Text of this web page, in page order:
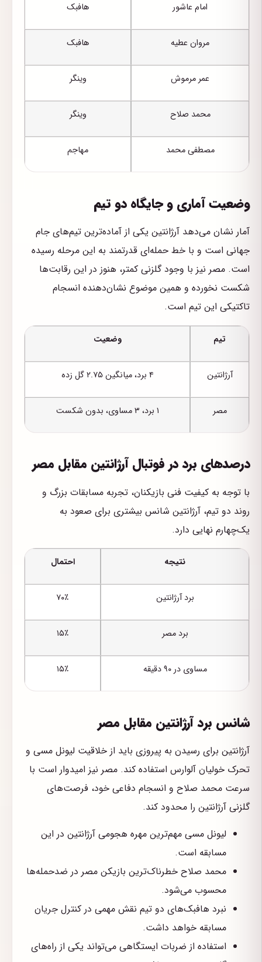
امام عاشور هافبک
مروان عطیه هافبک
عمر مرموش وینگر
محمد صلاح وینگر
مصطفی محمد مهاجم
وضعیت آماری و جایگاه دو تیم
آمار نشان می‌دهد آرژانتین یکی از آماده‌ترین تیم‌های جام
جهانی است و با خط حمله‌ای قدرتمند به این مرحله رسیده
است. مصر نیز با وجود گلزنی کمتر، هنوز در این رقابت‌ها
شکست نخورده و همین موضوع نشان‌دهنده انسجام
تاکتیکی این تیم است.
تیم وضعیت
آرژانتین ۴ برد، میانگین ۲.۷۵ گل زده
مصر ۱ برد، ۳ مساوی، بدون شکست
درصدهای برد در فوتبال آرژانتین مقابل مصر
با توجه به کیفیت فنی بازیکنان، تجربه مسابقات بزرگ و
روند دو تیم، آرژانتین شانس بیشتری برای صعود به
یک‌چهارم نهایی دارد.
نتیجه احتمال
برد آرژانتین ۷۰٪
برد مصر ۱۵٪
مساوی در ۹۰ دقیقه ۱۵٪
شانس برد آرژانتین مقابل مصر
آرژانتین برای رسیدن به پیروزی باید از خلاقیت لیونل مسی و
تحرک خولیان آلوارس استفاده کند. مصر نیز امیدوار است با
سرعت محمد صلاح و انسجام دفاعی خود، فرصت‌های
گلزنی آرژانتین را محدود کند.
لیونل مسی مهم‌ترین مهره هجومی آرژانتین در این
مسابقه است.
محمد صلاح خطرناک‌ترین بازیکن مصر در ضدحمله‌ها
محسوب می‌شود.
نبرد هافبک‌های دو تیم نقش مهمی در کنترل جریان
مسابقه خواهد داشت.
استفاده از ضربات ایستگاهی می‌تواند یکی از راه‌های